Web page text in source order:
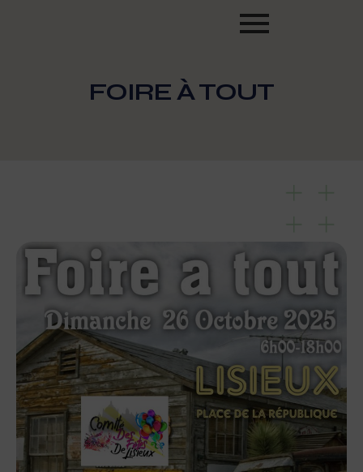
FOIRE À TOUT